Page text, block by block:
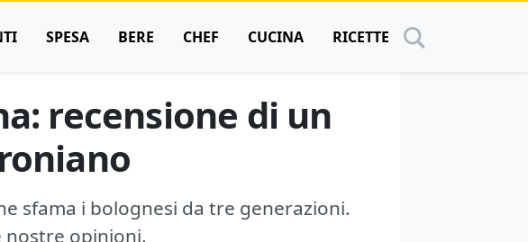
SPESA BERE CHEF CUCINA RICETTE
recensione di un
sfama i bolognesi da tre generazioni.
nostre opinioni.